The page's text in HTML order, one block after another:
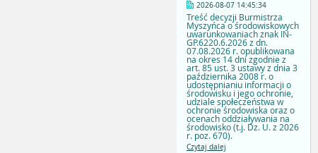
2026-08-07 14:45:34
Treść decyzji Burmistrza
Myszyńca o środowiskowych
uwarunkowaniach znak IN-
GP.6220.6.2026 z dn.
07.08.2026 r. opublikowana
na okres 14 dni zgodnie z
art. 85 ust. 3 ustawy z dnia 3
października 2008 r. o
udostępnianiu informacji o
środowisku i jego ochronie,
udziale społeczeństwa w
ochronie środowiska oraz o
ocenach oddziaływania na
środowisko (t.j. Dz. U. z 2026
r. poz. 670).
Czytaj dalej